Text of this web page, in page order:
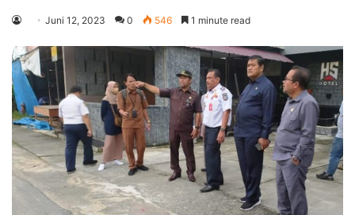
Juni 12, 2023 0 546 1 minute read